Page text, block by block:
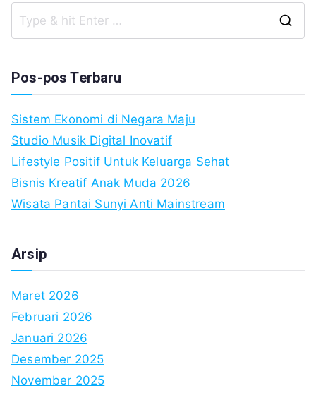
Pos-pos Terbaru
Sistem Ekonomi di Negara Maju
Studio Musik Digital Inovatif
Lifestyle Positif Untuk Keluarga Sehat
Bisnis Kreatif Anak Muda 2026
Wisata Pantai Sunyi Anti Mainstream
Arsip
Maret 2026
Februari 2026
Januari 2026
Desember 2025
November 2025